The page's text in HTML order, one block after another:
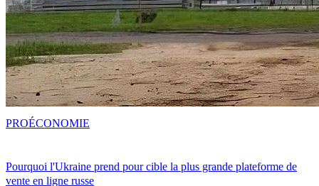
Pourquoi l'Ukraine prend pour cible la plus grande plateforme de
vente en ligne russe
PROÉCONOMIE